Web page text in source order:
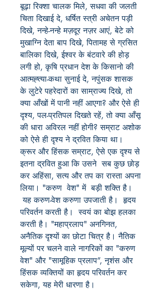
बूढ़ा रिक्शा चालक मिले, सधवा की जलती
चिता दिखाई दे, धर्षित स्त्री अचेतन पड़ी
दिखे, नन्हे-नन्हे मज़दूर नज़र आएं, बेटे को
मुखाग्नि देता बाप दिखे, पितामह से ग्रसित
बालिका दिखे, ईश्वर के बंटवारे की होड़
लगी हो, कृषि प्रधान देश के किसानो की
आत्मह्त्या-कथा सुनाई दे, नपुंसक शासक
के लुटेरे पहरेदारों का साम्राज्य दिखे, तो
क्या आँखों में पानी नहीं आएगा? और ऐसे ही
दृश्य, पल-प्रतिपल दिखते रहें, तो क्या आँसू
की धारा अविरल नहीं होगी? सम्राट अशोक
को ऐसे ही दृश्य ने द्रवित किया था।
क्रूर और हिंसक सम्राट, ऐसे एक दृश्य से
इतना द्रवित हुआ कि उसने सब कुछ छोड़
कर अहिंसा, सत्य और तप का रास्ता अपना
लिया। "करुण वेश" में बड़ी शक्ति है।
यह करुण-वेश करुणा उपजाती है। हृदय
परिवर्तन करती है। स्वयं का बोझ हलका
करती है। "महाप्रलाप" अनगिनत,
अनैतिक दृश्यों का छोटा चित्र है। नैतिक
मूल्यों पर चलने वाले नागरिकों का "करुण
वेश" और "सामूहिक प्रलाप”, नृशंस और
हिंसक व्यक्तियों का हृदय परिवर्तन कर
सकेगा, यह मेरी धारणा है।